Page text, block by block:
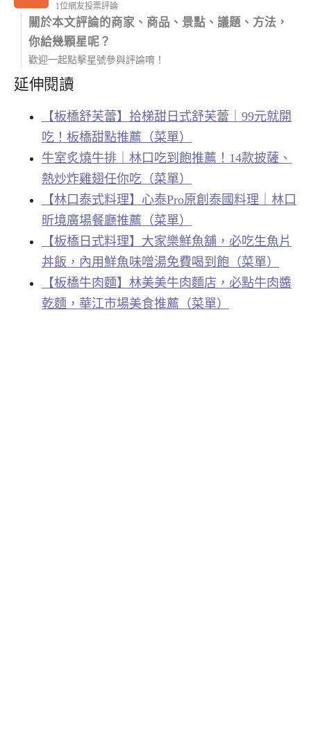
1位網友投票評論
關於本文評論的商家、商品、景點、議題、方法，
你給幾顆星呢？
歡迎一起點擊星號參與評論唷！
延伸閱讀
【板橋舒芙蕾】拾梯甜日式舒芙蕾｜99元就開
吃！板橋甜點推薦（菜單）
牛室炙燒牛排｜林口吃到飽推薦！14款披薩、
熱炒炸雞翅任你吃（菜單）
【林口泰式料理】心泰Pro原創泰國料理｜林口
昕境廣場餐廳推薦（菜單）
【板橋日式料理】大家樂鮮魚舖，必吃生魚片
丼飯，內用鮮魚味噌湯免費喝到飽（菜單）
【板橋牛肉麵】林美美牛肉麵店，必點牛肉醬
乾麵，華江市場美食推薦（菜單）